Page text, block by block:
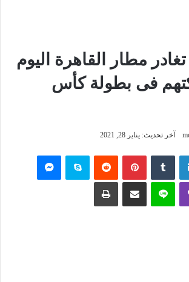
تغادر مطار القاهرة اليوم
فى بطولة كأس
آخر تحديث: يناير 28, 2021
لينكدإن بينتيريست سكايب
لاين